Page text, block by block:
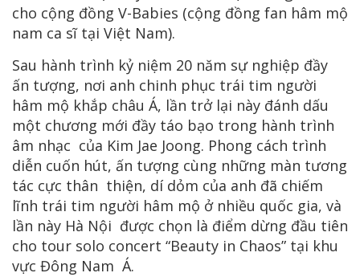
cho cộng đồng V-Babies (cộng đồng fan hâm mộ
nam ca sĩ tại Việt Nam).
Sau hành trình kỷ niệm 20 năm sự nghiệp đầy
ấn tượng, nơi anh chinh phục trái tim người
hâm mộ khắp châu Á, lần trở lại này đánh dấu
một chương mới đầy táo bạo trong hành trình
âm nhạc của Kim Jae Joong. Phong cách trình
diễn cuốn hút, ấn tượng cùng những màn tương
tác cực thân thiện, dí dỏm của anh đã chiếm
lĩnh trái tim người hâm mộ ở nhiều quốc gia, và
lần này Hà Nội được chọn là điểm dừng đầu tiên
cho tour solo concert “Beauty in Chaos” tại khu
vực Đông Nam Á.